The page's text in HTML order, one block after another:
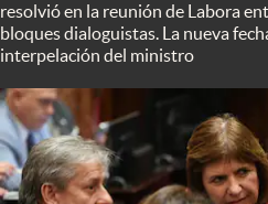
Infotechnology
Clima
Mundial 2026
Eventos Corporativos
resolvió en la reunión de Labora
bloques dialoguistas. La nueva
interpelación del ministro